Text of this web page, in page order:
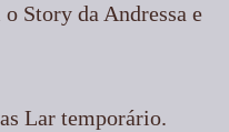
Story da Andressa e
Lar temporário.